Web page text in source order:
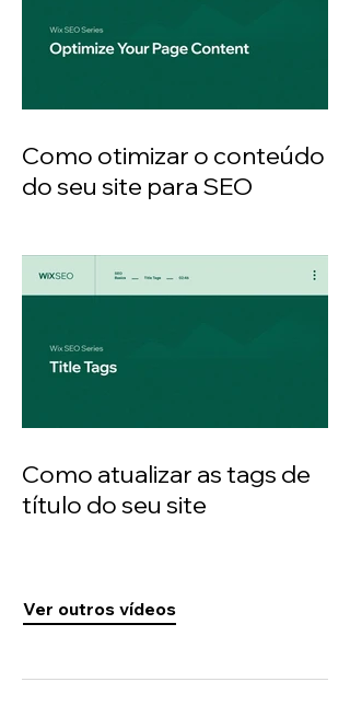
Como otimizar o conteúdo
do seu site para SEO
Como atualizar as tags de
título do seu site
Ver outros vídeos